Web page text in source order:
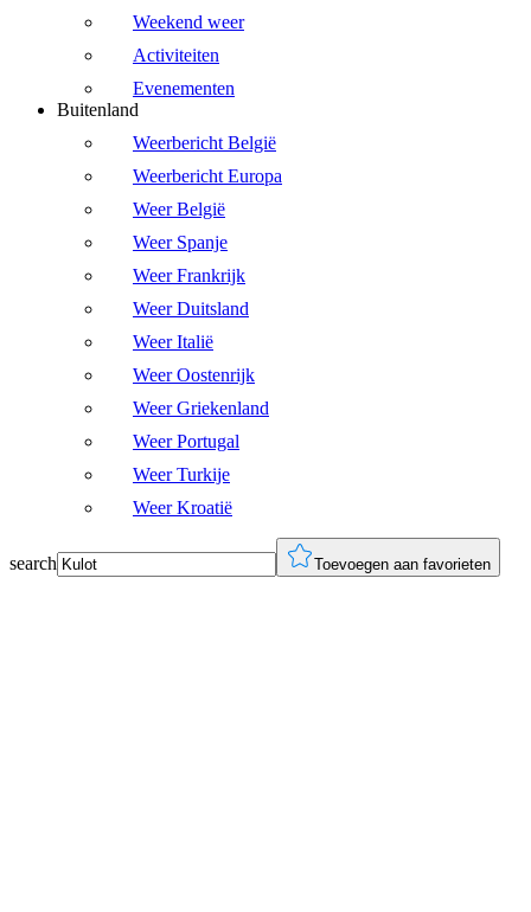
Weekend weer
Activiteiten
Evenementen
Buitenland
Weerbericht België
Weerbericht Europa
Weer België
Weer Spanje
Weer Frankrijk
Weer Duitsland
Weer Italië
Weer Oostenrijk
Weer Griekenland
Weer Portugal
Weer Turkije
Weer Kroatië
search Toevoegen aan favorieten